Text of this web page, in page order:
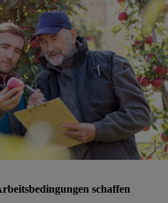
schaffen